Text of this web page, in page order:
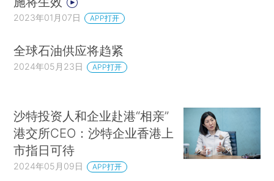
2023年01月07日 APP打开
全球石油供应将趋紧
2024年05月23日 APP打开
沙特投资人和企业赴港“相亲”
港交所CEO：沙特企业香港上
市指日可待
2024年05月09日 APP打开